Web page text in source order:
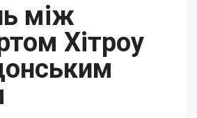
між
Хітроу